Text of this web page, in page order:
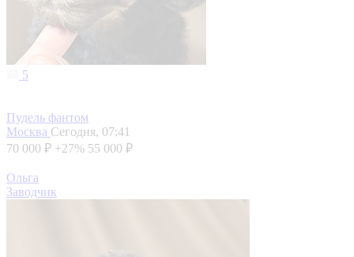
5
Пудель фантом
Москва Сегодня, 07:41
70 000 ₽ +27% 55 000 ₽
Ольга
Заводчик